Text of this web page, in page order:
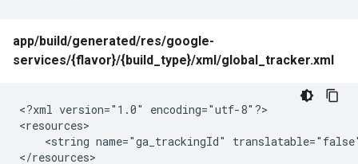
app/build/generated/res/google-
services/{flavor}/{build_type}/xml/global_tracker.xml
<?xml version="1.0" encoding="utf-8"?>
<resources>
<string name="ga_trackingId"
</resources>